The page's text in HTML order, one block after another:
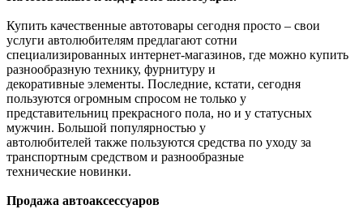
Купить качественные автотовары сегодня просто – свои
услуги автолюбителям предлагают сотни
специализированных интернет-магазинов, где можно купить
разнообразную технику, фурнитуру и
декоративные элементы. Последние, кстати, сегодня
пользуются огромным спросом не только у
представительниц прекрасного пола, но и у статусных
мужчин. Большой популярностью у
автолюбителей также пользуются средства по уходу за
транспортным средством и разнообразные
технические новинки.
Продажа автоаксессуаров